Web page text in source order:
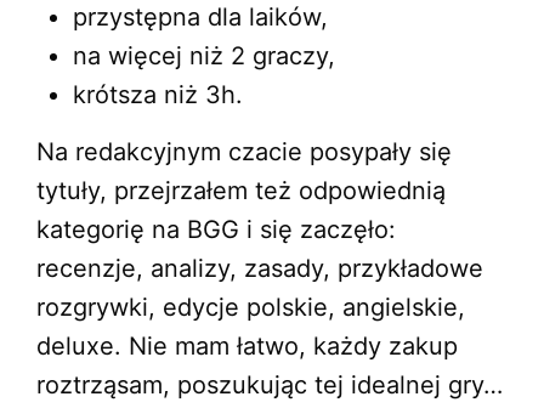
przystępna dla laików,
na więcej niż 2 graczy,
krótsza niż 3h.
Na redakcyjnym czacie posypały się
tytuły, przejrzałem też odpowiednią
kategorię na BGG i się zaczęło:
recenzje, analizy, zasady, przykładowe
rozgrywki, edycje polskie, angielskie,
deluxe. Nie mam łatwo, każdy zakup
roztrząsam, poszukując tej idealnej gry…